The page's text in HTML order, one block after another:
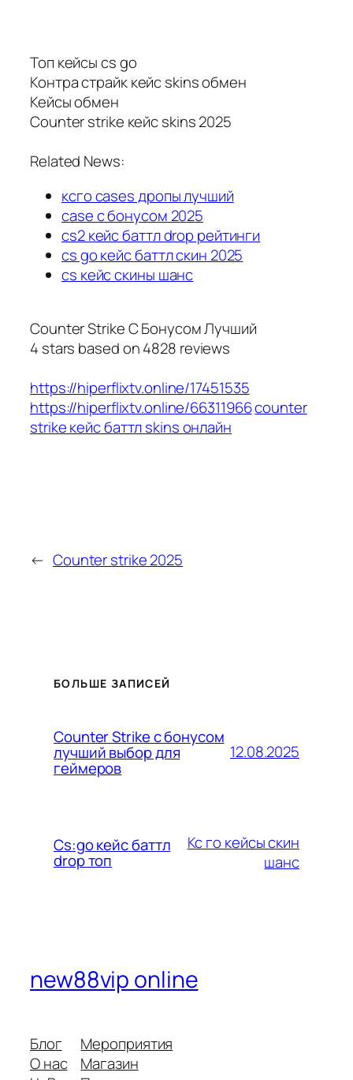
Топ кейсы cs go
Контра страйк кейс skins обмен
Кейсы обмен
Counter strike кейс skins 2025
Related News:
ксго cases дропы лучший
case с бонусом 2025
cs2 кейс баттл drop рейтинги
cs go кейс баттл скин 2025
cs кейс скины шанс
Counter Strike С Бонусом Лучший
4 stars based on4828 reviews
https://hiperflixtv.online/17451535
https://hiperflixtv.online/66311966counter
strike кейс баттл skins онлайн
← Counter strike 2025
БОЛЬШЕ ЗАПИСЕЙ
Counter Strike с бонусом
лучший выбор для
геймеров
12.08.2025
Cs:go кейс баттл
drop топ
Кс го кейсы скин
шанс
new88vip online
Блог
О нас
Мероприятия
Магазин